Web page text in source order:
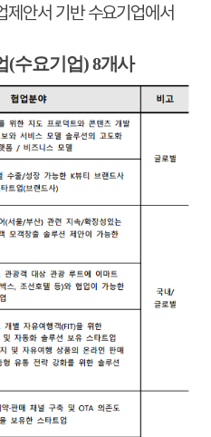
제안서 기반 수요기업에서
(수요기업) 8개사